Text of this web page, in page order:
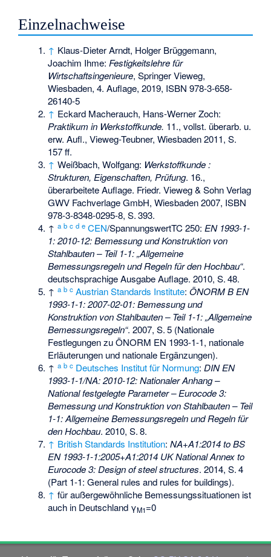
Einzelnachweise
↑ Klaus-Dieter Arndt, Holger Brüggemann,
Joachim Ihme:Festigkeitslehre für
Wirtschaftsingenieure, Springer Vieweg,
Wiesbaden, 4. Auflage, 2019, ISBN 978-3-658-
26140-5
↑ Eckard Macherauch, Hans-Werner Zoch:
Praktikum in Werkstoffkunde. 11., vollst. überarb. u.
erw. Aufl., Vieweg-Teubner, Wiesbaden 2011, S.
157 ff.
↑ Weißbach, Wolfgang: Werkstoffkunde :
Strukturen, Eigenschaften, Prüfung. 16.,
überarbeitete Auflage. Friedr. Vieweg & Sohn Verlag
GWV Fachverlage GmbH, Wiesbaden 2007, ISBN
978-3-8348-0295-8,S.393.
↑a b c d e CEN/SpannungswertTC 250:EN 1993-1-
1: 2010-12: Bemessung und Konstruktion von
Stahlbauten – Teil 1-1: „Allgemeine
Bemessungsregeln und Regeln für den Hochbau“.
deutschsprachige Ausgabe Auflage. 2010,S.48.
↑a b c Austrian Standards Institute:ÖNORM B EN
1993-1-1: 2007-02-01: Bemessung und
Konstruktion von Stahlbauten – Teil 1-1: „Allgemeine
Bemessungsregeln“. 2007,S.5 (Nationale
Festlegungen zu ÖNORM EN 1993-1-1, nationale
Erläuterungen und nationale Ergänzungen).
↑a b c Deutsches Institut für Normung:DIN EN
1993-1-1/NA: 2010-12: Nationaler Anhang –
National festgelegte Parameter – Eurocode 3:
Bemessung und Konstruktion von Stahlbauten – Teil
1-1: Allgemeine Bemessungsregeln und Regeln für
den Hochbau. 2010,S.8.
↑ British Standards Institution:NA+A1:2014 to BS
EN 1993-1-1:2005+A1:2014 UK National Annex to
Eurocode 3: Design of steel structures. 2014,S.4
(Part 1-1: General rules and rules for buildings).
↑ für außergewöhnliche Bemessungssituationen ist
auch in Deutschland γM1=0